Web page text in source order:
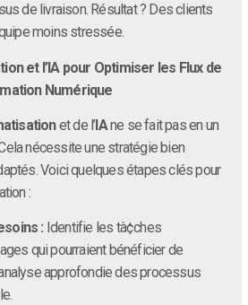
de livraison. Résultat ? Des clients
moins stressée.
et l’IA pour Optimiser les Flux de
Numérique
et de l’IAne se fait pas en un
nécessite une stratégie bien
Voici quelques étapes clés pour
:
: Identifie les tà¢ches
qui pourraient bénéficier de
approfondie des processus